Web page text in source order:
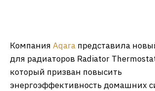
Компания Aqara представила
для радиаторов Radiator
который призван повысить
энергоэффективность домашних